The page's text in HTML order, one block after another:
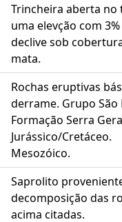
Trincheira aberta no
uma elevção com
declive sob
mata.
Rochas eruptivas
derrame. Grupo São
Formação Serra
Jurássico/Cretáceo.
Mesozóico.
Saprolito
decomposição das
acima citadas.